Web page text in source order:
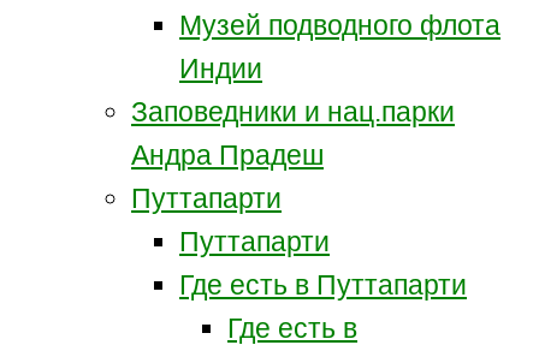
Музей подводного флота
Индии
Заповедники и нац.парки
Андра Прадеш
Путтапарти
Путтапарти
Где есть в Путтапарти
Где есть в